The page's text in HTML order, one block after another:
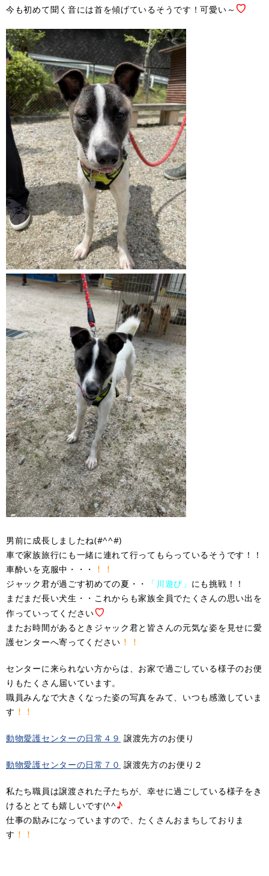
今も初めて聞く音には首を傾げているそうです！可愛い～ ♡
男前に成長しましたね(#^^#)
車で家族旅行にも一緒に連れて行ってもらっているそうです！！
車酔いを克服中・・・
！！
ジャック君が過ごす初めての夏・・ 「川遊び」 にも挑戦！！
まだまだ長い犬生・・これからも家族全員でたくさんの思い出を
作っていってください♡
またお時間があるときジャック君と皆さんの元気な姿を見せに愛
護センターへ寄ってください ！！
センターに来られない方からは、お家で過ごしている様子のお便
りもたくさん届いています。
職員みんなで大きくなった姿の写真をみて、いつも感激していま
す ！！
動物愛護センターの日常４９ 譲渡先方のお便り
動物愛護センターの日常７０ 譲渡先方のお便り２
私たち職員は譲渡された子たちが、幸せに過ごしている様子をき
けるととても嬉しいです(^^♪
仕事の励みになっていますので、たくさんおまちしておりま
す ！！